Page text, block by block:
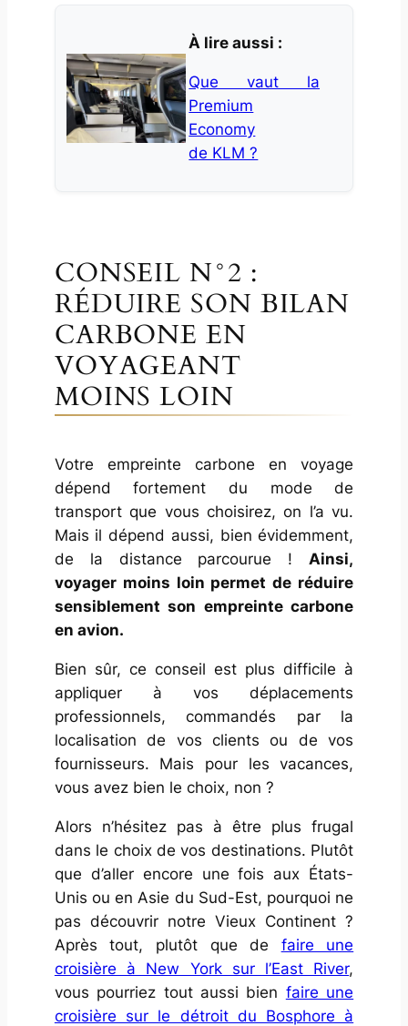
À lire aussi :
Que vaut la
Premium
Economy
de KLM ?
CONSEIL N°2 :
RÉDUIRE SON BILAN
CARBONE EN
VOYAGEANT
MOINS LOIN
Votre empreinte carbone en voyage
dépend fortement du mode de
transport que vous choisirez, on l’a vu.
Mais il dépend aussi, bien évidemment,
de la distance parcourue !Ainsi,
voyager moins loin permet de réduire
sensiblement son empreinte carbone
en avion.
Bien sûr, ce conseil est plus difficile à
appliquer à vos déplacements
professionnels, commandés par la
localisation de vos clients ou de vos
fournisseurs. Mais pour les vacances,
vous avez bien le choix, non ?
Alors n’hésitez pas à être plus frugal
dans le choix de vos destinations. Plutôt
que d’aller encore une fois aux États-
Unis ou en Asie du Sud-Est, pourquoi ne
pas découvrir notre Vieux Continent ?
Après tout, plutôt que de faire une
croisière à New York sur l’East River,
vous pourriez tout aussi bien faire une
croisière sur le détroit du Bosphore à